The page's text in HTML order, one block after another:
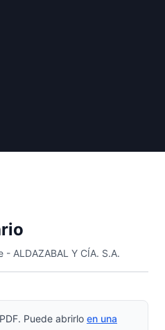
ALDAZABAL Y CÍA. S.A.
Puede abrirlo en una